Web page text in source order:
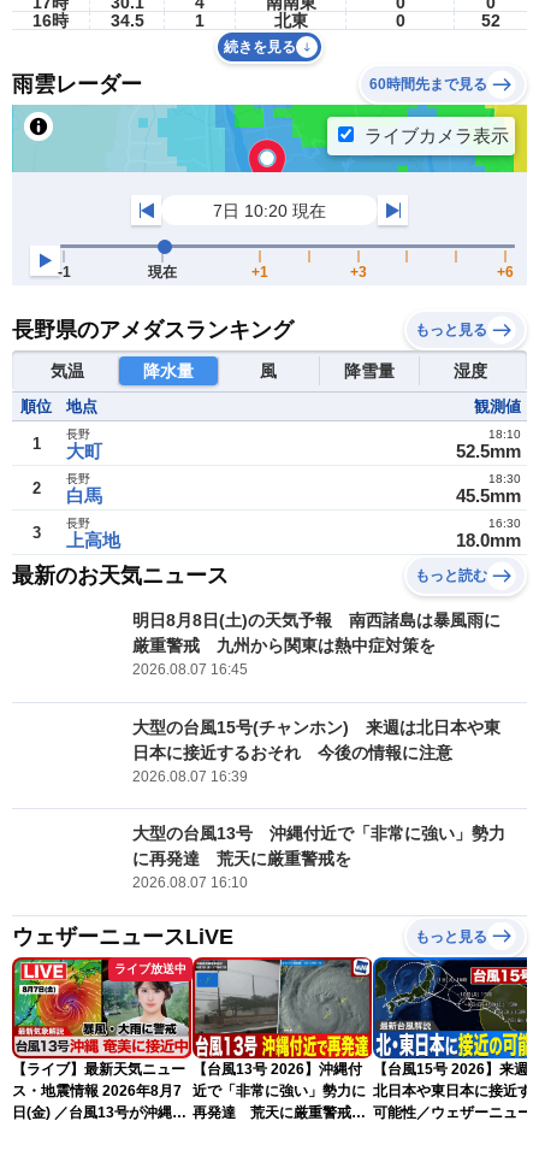
16時
34.5 1 北東 0 52
続きを見る
雨雲レーダー 60時間先まで見る
長野県のアメダスランキング もっと見る
気温 降水量 風 降雪量 湿度
順位 地点 観測値
1 大町
長野
52.5mm
18:10
2 白馬
長野
45.5mm
18:30
3 上高地
長野
18.0mm
16:30
最新のお天気ニュース もっと読む
明日8月8日(土)の天気予報 南西諸島は暴風雨に
厳重警戒 九州から関東は熱中症対策を
2026.08.07 16:45
大型の台風15号(チャンホン) 来週は北日本や東
日本に接近するおそれ 今後の情報に注意
2026.08.07 16:39
大型の台風13号 沖縄付近で「非常に強い」勢力
に再発達 荒天に厳重警戒を
2026.08.07 16:10
ウェザーニュースLiVE もっと見る
ライブ放送中
【ライブ】最新天気ニュー
ス・地震情報 2026年8月7
日(金) ／台風13号が沖縄・
【台風13号 2026】沖縄付
近で「非常に強い」勢力に
再発達 荒天に厳重警戒を
【台風15号 2026】来週
北日本や東日本に接近す
可能性／ウェザーニュー